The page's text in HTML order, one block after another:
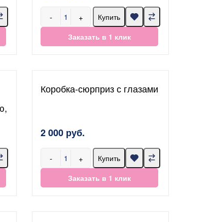
- +
Купить
Заказать в 1 клик
Коробка-сюрприз с глазами
2 000 руб.
- +
Купить
Заказать в 1 клик